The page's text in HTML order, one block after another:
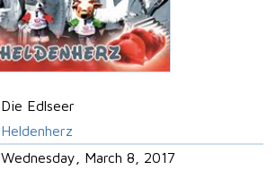
Die Edlseer
Heldenherz
Wednesday, March 8, 2017